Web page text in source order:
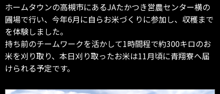
ホームタウンの高槻市にあるJAたかつき営農センター横の
圃場で行い、今年6月に自らお米づくりに参加し、収穫まで
を体験しました。
持ち前のチームワークを活かして1時間程で約300キロのお
米を刈り取り、本日刈り取ったお米は11月頃に青翔寮へ届
けられる予定です。